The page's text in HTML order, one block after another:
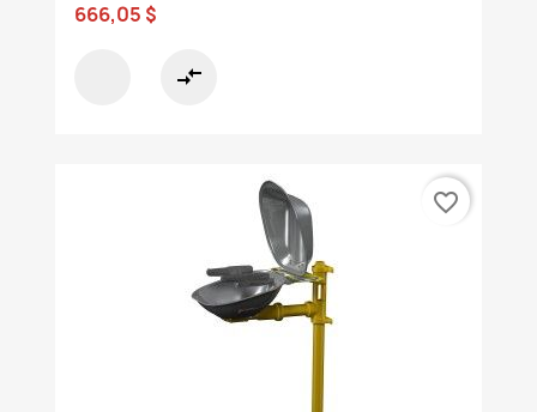
666,05 $
compare_arrows
favorite_border